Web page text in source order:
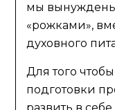
мы вынуждены
«рожками»,
духовного
Для того
подготовки